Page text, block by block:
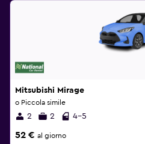
Mitsubishi Mirage
o Piccola simile
2 2 4-5
52 € al giorno